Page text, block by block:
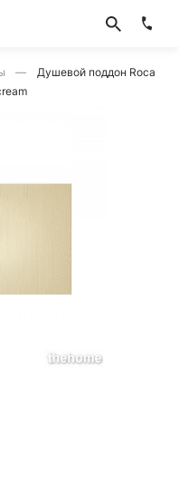
Душевой поддон Roca